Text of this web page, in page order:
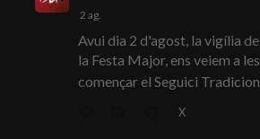
2 ag.
Avui dia 2 d'agost, la vigília
la Festa Major, ens veiem a
començar el Seguici
X